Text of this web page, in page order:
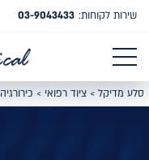
שירות לקוחות: 03-9043433
סלע מדיקל > ציוד רפואי > כירורגיה